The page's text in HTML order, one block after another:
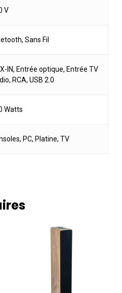
V
Sans Fil
IN, Entrée optique, Entrée TV
RCA, USB 2.0
Watts
PC, Platine, TV